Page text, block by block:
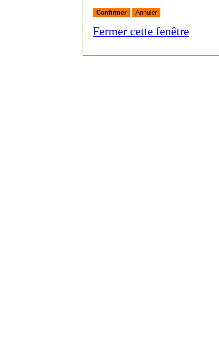
Fermer cette fenêtre